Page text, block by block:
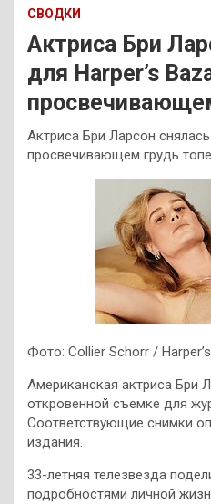
СВОДКИ
Актриса Бри
для Harper’s
Актриса Бри Ларсон
просвечивающем грудь
Фото: Collier Schorr /
Американская актриса Бри
откровенной съемке для
Соответствующие снимки
издания.
33-летняя телезвезда
подробностями личной